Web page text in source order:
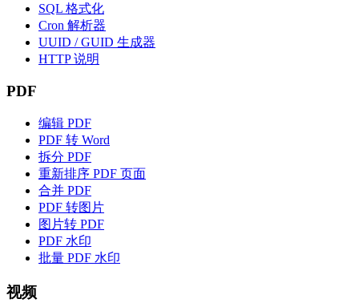
SQL 格式化
Cron 解析器
UUID / GUID 生成器
HTTP 说明
PDF
编辑 PDF
PDF 转 Word
拆分 PDF
重新排序 PDF 页面
合并 PDF
PDF 转图片
图片转 PDF
PDF 水印
批量 PDF 水印
视频